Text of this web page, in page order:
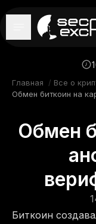
----
Новости
FAQ
Главная / Все о
Обмен биткоин на
Обмен
Биткоин